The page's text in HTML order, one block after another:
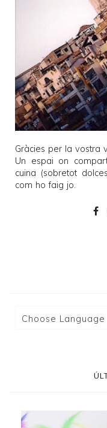
Gràcies per la vostra
Un espai on
cuina (sobretot
com ho faig jo.